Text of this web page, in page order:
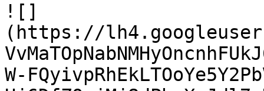
![]
(https://
W-